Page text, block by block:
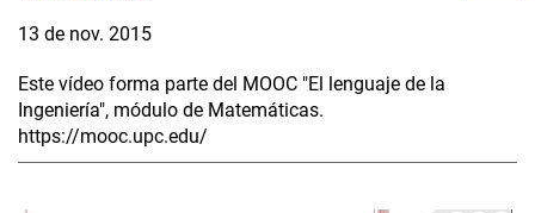
13 de nov. 2015
Este vídeo forma parte del MOOC "El lenguaje de la
Ingeniería", módulo de Matemáticas.
https://mooc.upc.edu/